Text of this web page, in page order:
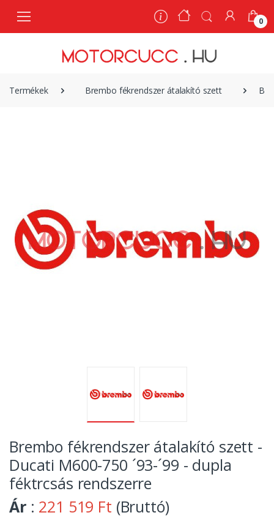
0
Termékek Brembo fékrendszer átalakító szett
Brembo fékrendszer átalakító szett -
Ducati M600-750 ´93-´99 - dupla
féktrcsás rendszerre
Ár : 221 519 Ft (Bruttó)
0